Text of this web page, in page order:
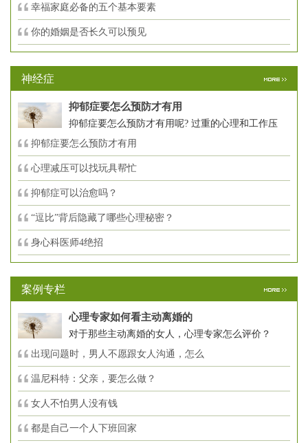
幸福家庭必备的五个基本要素
你的婚姻是否长久可以预见
神经症
抑郁症要怎么预防才有用
抑郁症要怎么预防才有用呢? 过重的心理和工作压
抑郁症要怎么预防才有用
心理减压可以找玩具帮忙
抑郁症可以治愈吗？
“逗比”背后隐藏了哪些心理秘密？
身心科医师4绝招
案例专栏
心理专家如何看主动离婚的
对于那些主动离婚的女人，心理专家怎么评价？
出现问题时，男人不愿跟女人沟通，怎么
温尼科特：父亲，要怎么做？
女人不怕男人没有钱
都是自己一个人下班回家